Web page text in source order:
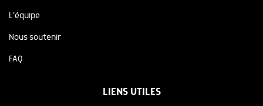
L'équipe
Nous soutenir
FAQ
LIENS UTILES